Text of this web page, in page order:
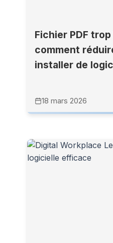
Fichier PDF
comment
installer de
18 mars 2026